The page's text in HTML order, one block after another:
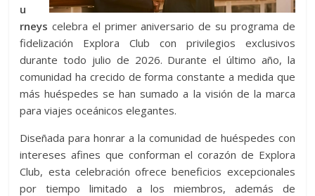
u
rneys celebra el primer aniversario de su programa de
fidelización Explora Club con privilegios exclusivos
durante todo julio de 2026. Durante el último año, la
comunidad ha crecido de forma constante a medida que
más huéspedes se han sumado a la visión de la marca
para viajes oceánicos elegantes.
Diseñada para honrar a la comunidad de huéspedes con
intereses afines que conforman el corazón de Explora
Club, esta celebración ofrece beneficios excepcionales
por tiempo limitado a los miembros, además de